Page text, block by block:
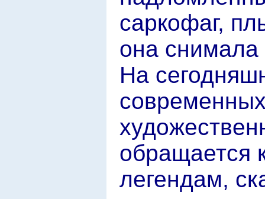
саркофаг,
она снимала
На
обращается
легендам,